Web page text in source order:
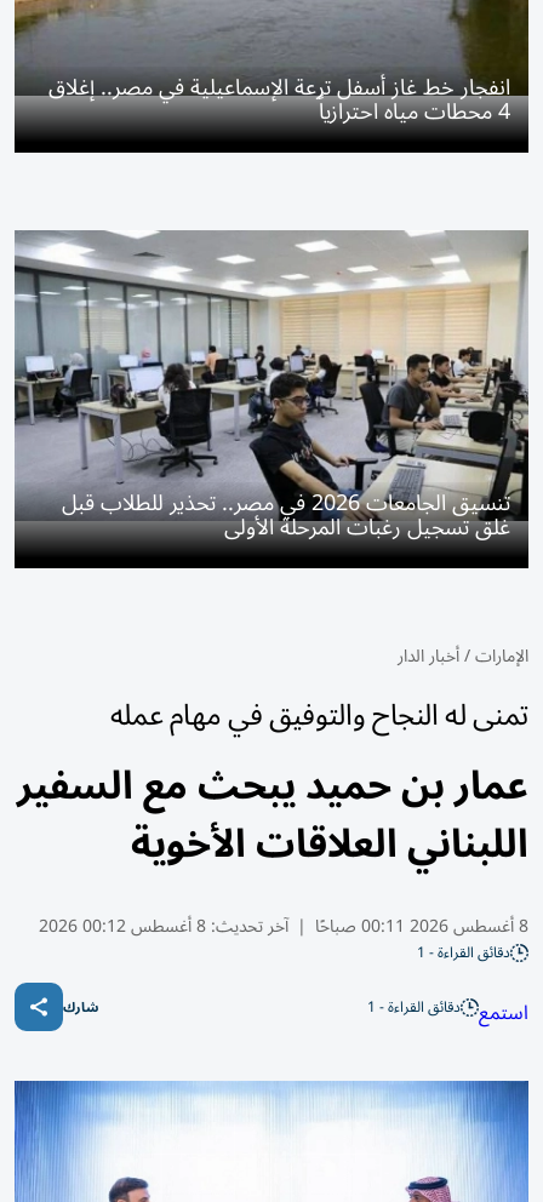
انفجار خط غاز أسفل ترعة الإسماعيلية في مصر.. إغلاق
4 محطات مياه احترازياً
تنسيق الجامعات 2026 في مصر.. تحذير للطلاب قبل
غلق تسجيل رغبات المرحلة الأولى
الإمارات/أخبار الدار
تمنى له النجاح والتوفيق في مهام عمله
عمار بن حميد يبحث مع السفير
اللبناني العلاقات الأخوية
8 أغسطس 2026 00:11 صباحًا | آخر تحديث:8 أغسطس 00:12 2026
دقائق القراءة - 1
استمع دقائق القراءة - 1 شارك